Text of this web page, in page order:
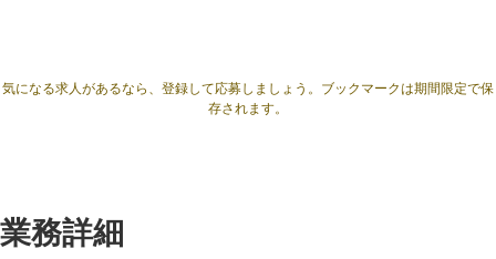
気になる求人があるなら、登録して応募しましょう。ブックマークは期間限定で保
存されます。
業務詳細